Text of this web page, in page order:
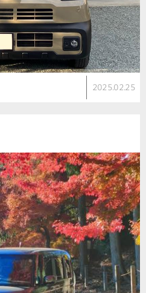
2025.02.25